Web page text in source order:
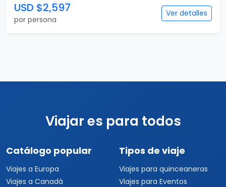
USD $2,597
por persona
Ver detalles
Viajar es para todos
Catálogo popular
Viajes a Europa
Viajes a Canadá
Tipos de viaje
Viajes para quinceaneras
Viajes para Eventos